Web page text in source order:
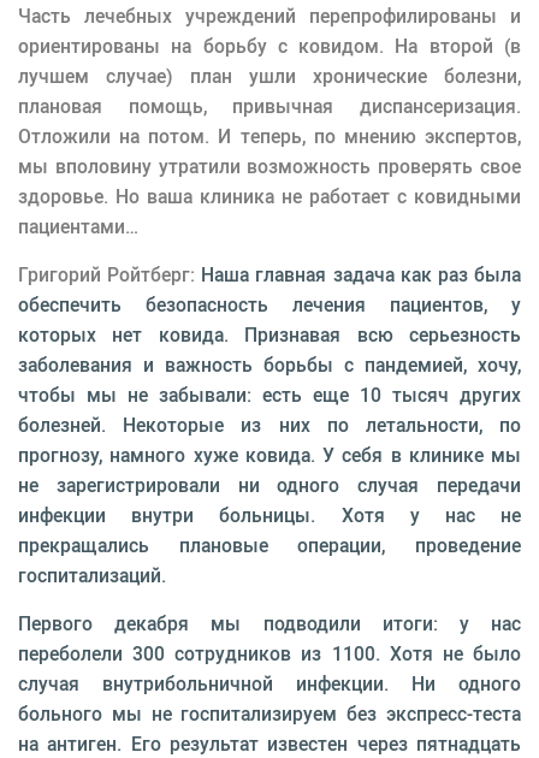
Часть лечебных учреждений перепрофилированы и
ориентированы на борьбу с ковидом. На второй (в
лучшем случае) план ушли хронические болезни,
плановая помощь, привычная диспансеризация.
Отложили на потом. И теперь, по мнению экспертов,
мы вполовину утратили возможность проверять свое
здоровье. Но ваша клиника не работает с ковидными
пациентами…
Григорий Ройтберг: Наша главная задача как раз была
обеспечить безопасность лечения пациентов, у
которых нет ковида. Признавая всю серьезность
заболевания и важность борьбы с пандемией, хочу,
чтобы мы не забывали: есть еще 10 тысяч других
болезней. Некоторые из них по летальности, по
прогнозу, намного хуже ковида. У себя в клинике мы
не зарегистрировали ни одного случая передачи
инфекции внутри больницы. Хотя у нас не
прекращались плановые операции, проведение
госпитализаций.
Первого декабря мы подводили итоги: у нас
переболели 300 сотрудников из 1100. Хотя не было
случая внутрибольничной инфекции. Ни одного
больного мы не госпитализируем без экспресс-теста
на антиген. Его результат известен через пятнадцать